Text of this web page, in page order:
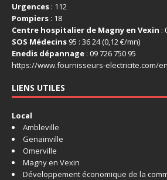
Urgences : 112
Pompiers : 18
Centre hospitalier de Magny en Vexin :
SOS Médecins 95 : 36 24 (0,12 €/mn)
Enedis dépannage : 09 726 750 95
https://www.fournisseurs-electricite.com/
LIENS UTILES
Local
Ambleville
Genainville
Omerville
Magny en Vexin
Développement économique de la